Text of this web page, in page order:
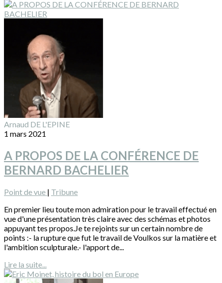
Arnaud DE L'EPINE
1 mars 2021
A PROPOS DE LA CONFÉRENCE DE
BERNARD BACHELIER
Point de vue | Tribune
En premier lieu toute mon admiration pour le travail effectué en
vue d'une présentation très claire avec des schémas et photos
appuyant tes propos.Je te rejoints sur un certain nombre de
points :- la rupture que fut le travail de Voulkos sur la matière et
l'ambition sculpturale.- l'apport de...
Lire la suite...